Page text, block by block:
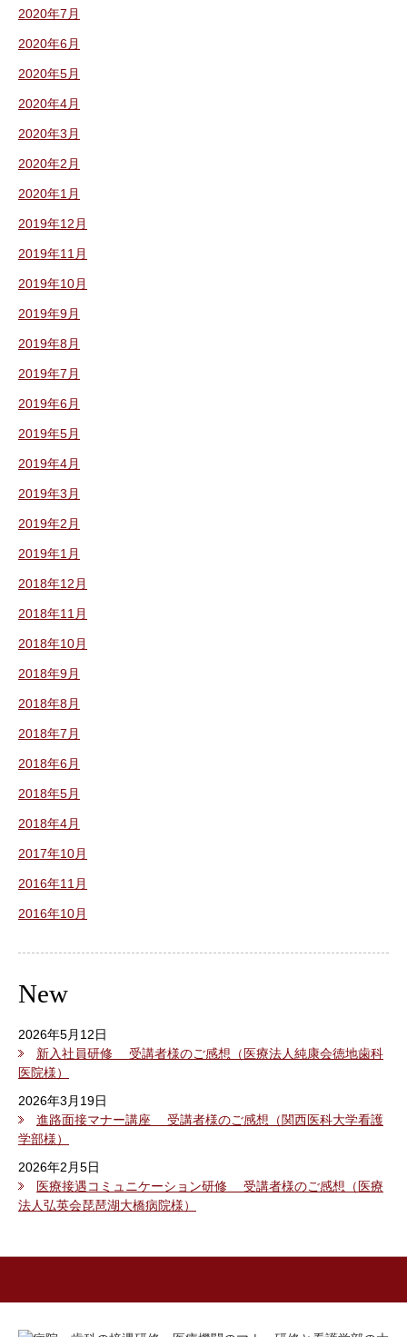
2020年7月
2020年6月
2020年5月
2020年4月
2020年3月
2020年2月
2020年1月
2019年12月
2019年11月
2019年10月
2019年9月
2019年8月
2019年7月
2019年6月
2019年5月
2019年4月
2019年3月
2019年2月
2019年1月
2018年12月
2018年11月
2018年10月
2018年9月
2018年8月
2018年7月
2018年6月
2018年5月
2018年4月
2017年10月
2016年11月
2016年10月
New
2026年5月12日
新入社員研修 受講者様のご感想（医療法人純康会徳地歯科
医院様）
2026年3月19日
進路面接マナー講座 受講者様のご感想（関西医科大学看護
学部様）
2026年2月5日
医療接遇コミュニケーション研修 受講者様のご感想（医療
法人弘英会琵琶湖大橋病院様）